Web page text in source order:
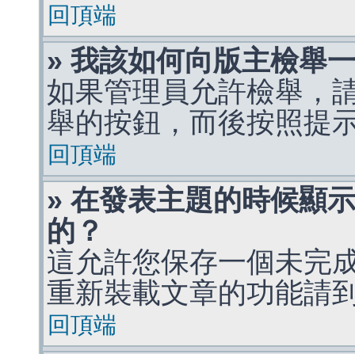
回頂端
» 我該如何向版主檢舉
如果管理員允許檢舉，
舉的按鈕，而後按照提
回頂端
» 在發表主題的時候顯
的？
這允許您保存一個未完
重新裝載文章的功能請
回頂端